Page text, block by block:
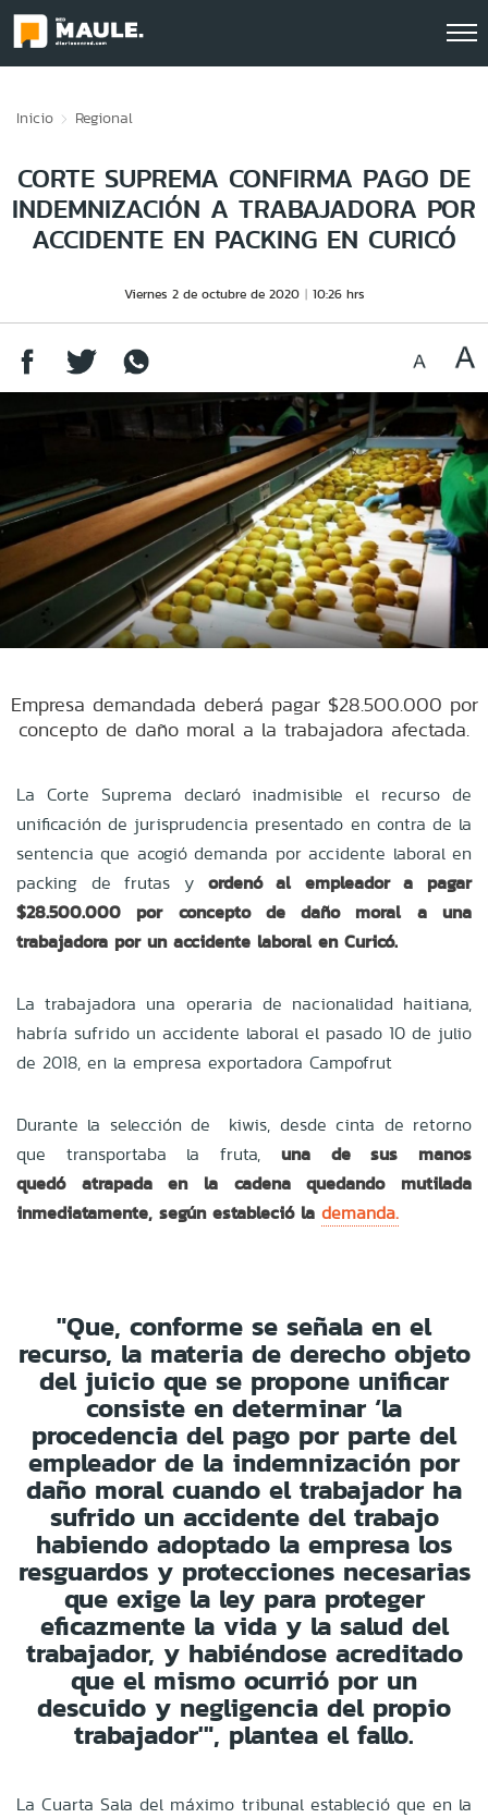
Inicio Regional
CORTE SUPREMA CONFIRMA PAGO DE
INDEMNIZACIÓN A TRABAJADORA POR
ACCIDENTE EN PACKING EN CURICÓ
Viernes 2 de octubre de 2020 10:26 hrs
Empresa demandada deberá pagar $28.500.000 por
concepto de daño moral a la trabajadora afectada.
La Corte Suprema declaró inadmisible el recurso de
unificación de jurisprudencia presentado en contra de la
sentencia que acogió demanda por accidente laboral en
packing de frutas y ordenó al empleador a pagar
$28.500.000 por concepto de daño moral a una
trabajadora por un accidente laboral en Curicó.
La trabajadora una operaria de nacionalidad haitiana,
habría sufrido un accidente laboral el pasado 10 de julio
de 2018, en la empresa exportadora Campofrut
Durante la selección de kiwis, desde cinta de retorno
que transportaba la fruta, una de sus manos
quedó atrapada en la cadena quedando mutilada
inmediatamente, según estableció la demanda.
"Que, conforme se señala en el
recurso, la materia de derecho objeto
del juicio que se propone unificar
consiste en determinar ‘la
procedencia del pago por parte del
empleador de la indemnización por
daño moral cuando el trabajador ha
sufrido un accidente del trabajo
habiendo adoptado la empresa los
resguardos y protecciones necesarias
que exige la ley para proteger
eficazmente la vida y la salud del
trabajador, y habiéndose acreditado
que el mismo ocurrió por un
descuido y negligencia del propio
trabajador'", plantea el fallo.
La Cuarta Sala del máximo tribunal estableció que en la